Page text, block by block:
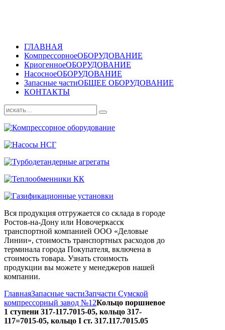
ГЛАВНАЯ
КомпрессорноеОБОРУДОВАНИЕ
КриогенноеОБОРУДОВАНИЕ
НасосноеОБОРУДОВАНИЕ
Запасные частиОБЩЕЕ ОБОРУДОВАНИЕ
КОНТАКТЫ
Вся продукция отгружается со склада в городе
Ростов-на-Дону или Новочеркасск
транспортной компанией ООО «Деловые
Линии», стоимость транспортных расходов до
терминала города Покупателя, включена в
стоимость товара. Узнать стоимость
продукции вы можете у менеджеров нашей
компании.
ГлавнаяЗапасные частиЗапчасти Сумской
компрессорный завод №12Кольцо поршневое
1 ступени 317-117.7015-05, кольцо 317-
117=7015-05, кольцо I ст. 317.117.7015.05